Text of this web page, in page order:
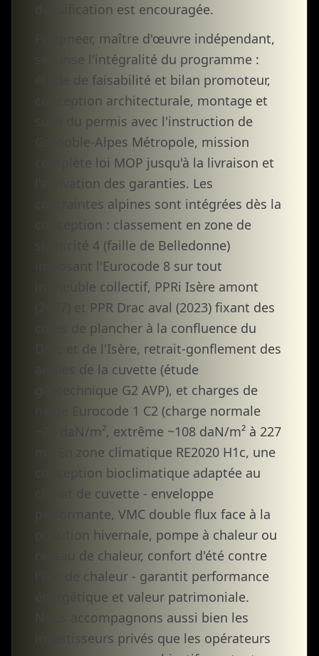
densification est encouragée.
Progineer, maître d'œuvre indépendant,
sécurise l'intégralité du programme :
étude de faisabilité et bilan promoteur,
conception architecturale, montage et
suivi du permis avec l'instruction de
Grenoble-Alpes Métropole, mission
complète loi MOP jusqu'à la livraison et
l'activation des garanties. Les
contraintes alpines sont intégrées dès la
conception : classement en zone de
sismicité 4 (faille de Belledonne)
imposant l'Eurocode 8 sur tout
immeuble collectif, PPRi Isère amont
(2007) et PPR Drac aval (2023) fixant des
cotes de plancher à la confluence du
Drac et de l'Isère, retrait-gonflement des
argiles de la cuvette (étude
géotechnique G2 AVP), et charges de
neige Eurocode 1 C2 (charge normale
~70 daN/m², extrême ~108 daN/m² à 227
m). En zone climatique RE2020 H1c, une
conception bioclimatique adaptée au
climat de cuvette - enveloppe
performante, VMC double flux face à la
pollution hivernale, pompe à chaleur ou
réseau de chaleur, confort d'été contre
l'îlot de chaleur - garantit performance
énergétique et valeur patrimoniale.
Nous accompagnons aussi bien les
investisseurs privés que les opérateurs